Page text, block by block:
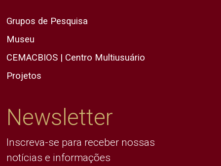
Grupos de Pesquisa
Museu
CEMACBIOS | Centro Multiusuário
Projetos
Newsletter
Inscreva-se para receber nossas
notícias e informações